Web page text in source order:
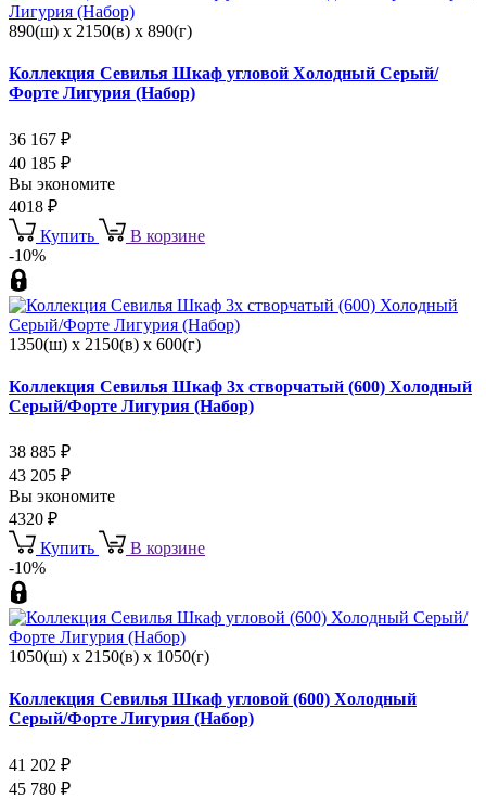
890(ш) x 2150(в) x 890(г)
Коллекция Севилья Шкаф угловой Холодный Серый/
Форте Лигурия (Набор)
36 167 ₽
40 185 ₽
Вы экономите
4018 ₽
Купить
В корзине
-10%
1350(ш) x 2150(в) x 600(г)
Коллекция Севилья Шкаф 3х створчатый (600) Холодный
Серый/Форте Лигурия (Набор)
38 885 ₽
43 205 ₽
Вы экономите
4320 ₽
Купить
В корзине
-10%
1050(ш) x 2150(в) x 1050(г)
Коллекция Севилья Шкаф угловой (600) Холодный
Серый/Форте Лигурия (Набор)
41 202 ₽
45 780 ₽